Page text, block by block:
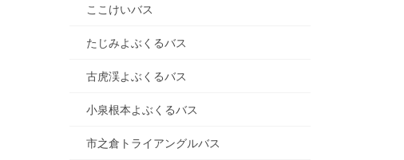
ここけいバス
たじみよぶくるバス
古虎渓よぶくるバス
小泉根本よぶくるバス
市之倉トライアングルバス